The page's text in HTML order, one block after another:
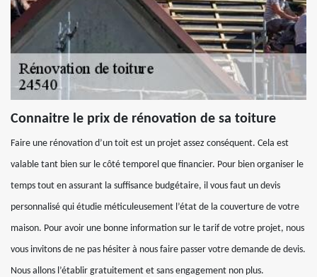
Connaitre le prix de rénovation de sa toiture
Faire une rénovation d’un toit est un projet assez conséquent. Cela est
valable tant bien sur le côté temporel que financier. Pour bien organiser le
temps tout en assurant la suffisance budgétaire, il vous faut un devis
personnalisé qui étudie méticuleusement l’état de la couverture de votre
maison. Pour avoir une bonne information sur le tarif de votre projet, nous
vous invitons de ne pas hésiter à nous faire passer votre demande de devis.
Nous allons l’établir gratuitement et sans engagement non plus.